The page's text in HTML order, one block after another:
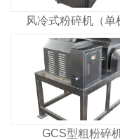
风冷式粉碎机（单
GCS型粗粉碎